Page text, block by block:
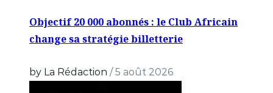
Objectif 20 000 abonnés : le Club Africain
change sa stratégie billetterie
by La Rédaction /5 août 2026